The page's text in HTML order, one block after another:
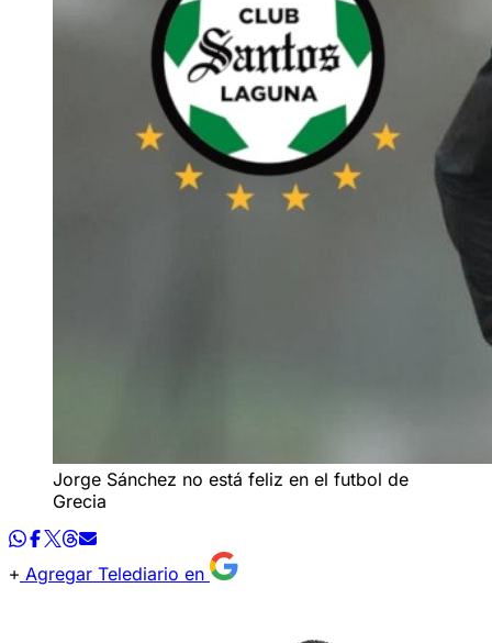
Jorge Sánchez no está feliz en el futbol de
Grecia
Agregar Telediario en